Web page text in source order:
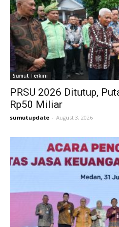
Sumut Terkini
PRSU 2026 Ditutup,
Rp50 Miliar
sumutupdate - August 3, 2026